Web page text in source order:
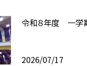
令和８年度 一学
2026/07/17